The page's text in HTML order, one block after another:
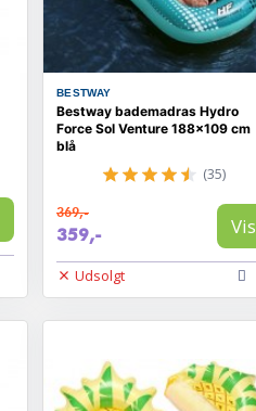
BESTWAY
Bestway bademadras Hydro
Force Sol Venture 188x109 cm
blå
(35)
369,-
359,- Vis
Udsolgt